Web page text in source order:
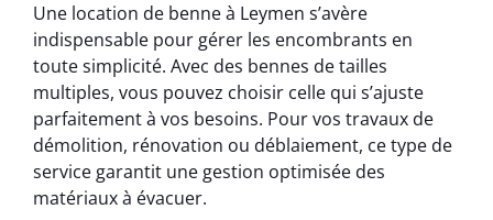
Une location de benne à Leymen s’avère
indispensable pour gérer les encombrants en
toute simplicité. Avec des bennes de tailles
multiples, vous pouvez choisir celle qui s’ajuste
parfaitement à vos besoins. Pour vos travaux de
démolition, rénovation ou déblaiement, ce type de
service garantit une gestion optimisée des
matériaux à évacuer.